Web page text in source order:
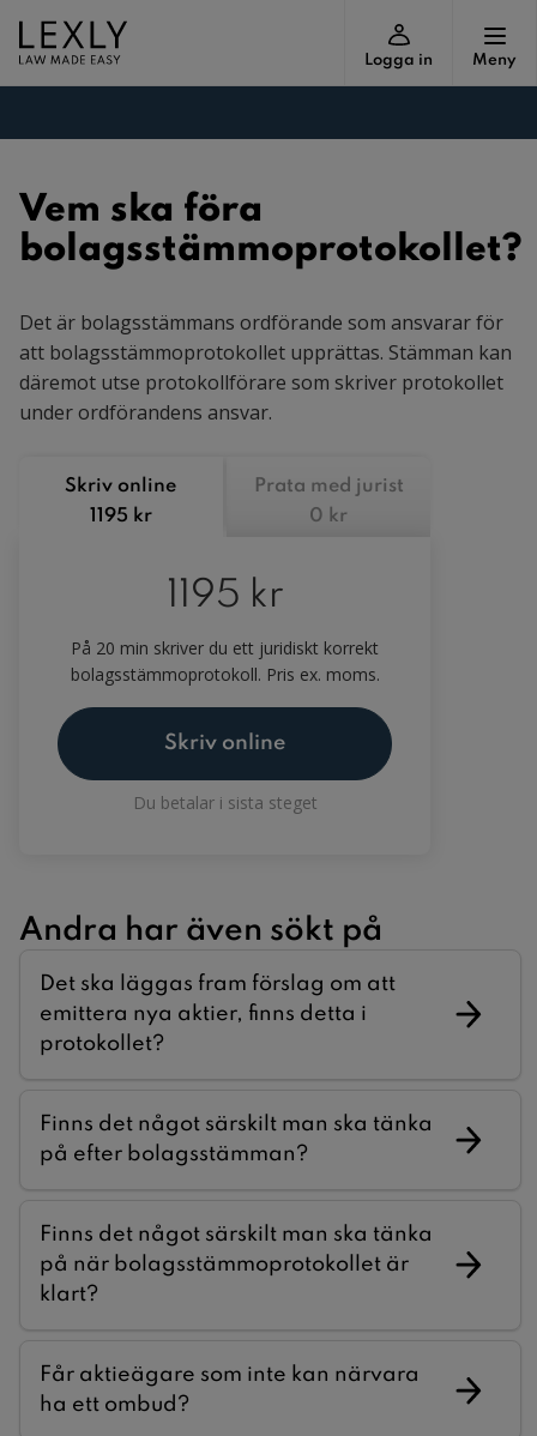
Logga in Meny
Vem ska föra
bolagsstämmoprotokollet?
Det är bolagsstämmans ordförande som ansvarar för
att bolagsstämmoprotokollet upprättas. Stämman kan
däremot utse protokollförare som skriver protokollet
under ordförandens ansvar.
Skriv online
1195 kr
Prata med jurist
0 kr
1195 kr
På 20 min skriver du ett juridiskt korrekt
bolagsstämmoprotokoll. Pris ex. moms.
Skriv online
Du betalar i sista steget
Andra har även sökt på
Det ska läggas fram förslag om att
emittera nya aktier, finns detta i
protokollet?
Finns det något särskilt man ska tänka
på efter bolagsstämman?
Finns det något särskilt man ska tänka
på när bolagsstämmoprotokollet är
klart?
Får aktieägare som inte kan närvara
ha ett ombud?